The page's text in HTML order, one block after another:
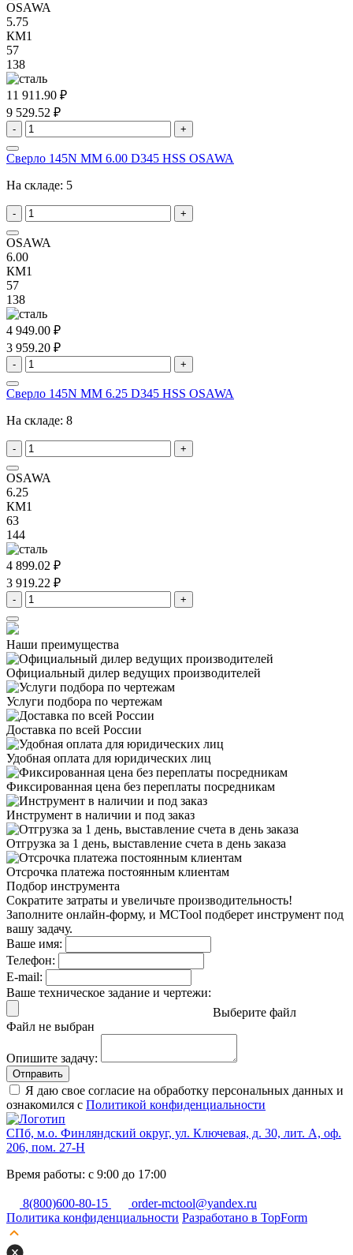
OSAWA
5.75
КМ1
57
138
11 911.90 ₽
9 529.52 ₽
- +
Сверло 145N MM 6.00 D345 HSS OSAWA
На складе: 5
- +
OSAWA
6.00
КМ1
57
138
4 949.00 ₽
3 959.20 ₽
- +
Сверло 145N MM 6.25 D345 HSS OSAWA
На складе: 8
- +
OSAWA
6.25
КМ1
63
144
4 899.02 ₽
3 919.22 ₽
- +
Наши преимущества
Официальный дилер ведущих производителей
Услуги подбора по чертежам
Доставка по всей России
Удобная оплата для юридических лиц
Фиксированная цена без переплаты посредникам
Инструмент в наличии и под заказ
Отгрузка за 1 день, выставление счета в день заказа
Отсрочка платежа постоянным клиентам
Подбор инструмента
Сократите затраты и увеличьте производительность!
Заполните онлайн-форму, и MCTool подберет инструмент под
вашу задачу.
Ваше имя:
Телефон:
E-mail:
Ваше техническое задание и чертежи:
Выберите файл
Файл не выбран
Опишите задачу:
Отправить
Я даю свое согласие на обработку персональных данных и
ознакомился с Политикой конфиденциальности
СПб, м.о. Финляндский округ, ул. Ключевая, д. 30, лит. А, оф.
206, пом. 27-Н
Время работы: с 9:00 до 17:00
8(800)600-80-15
order-mctool@yandex.ru
Политика конфиденциальности Разработано в TopForm